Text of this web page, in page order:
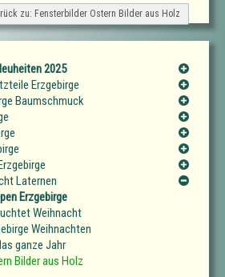
zu: Fensterbilder Ostern Bilder aus Holz
2025
Erzgebirge
Baumschmuck
Laternen
Erzgebirge
Weihnacht
Weihnachten
ganze Jahr
Bilder aus Holz